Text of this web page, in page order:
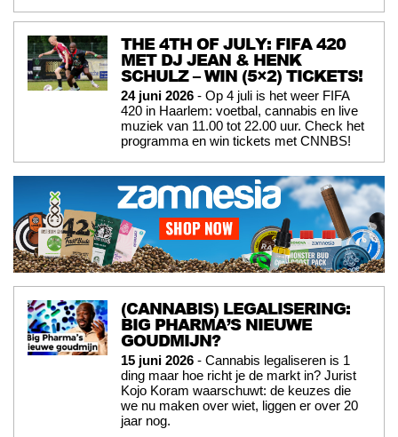
THE 4TH OF JULY: FIFA 420
MET DJ JEAN & HENK
SCHULZ – WIN (5×2) TICKETS!
24 juni 2026 - Op 4 juli is het weer FIFA
420 in Haarlem: voetbal, cannabis en live
muziek van 11.00 tot 22.00 uur. Check het
programma en win tickets met CNNBS!
(CANNABIS) LEGALISERING:
BIG PHARMA’S NIEUWE
GOUDMIJN?
15 juni 2026 - Cannabis legaliseren is 1
ding maar hoe richt je de markt in? Jurist
Kojo Koram waarschuwt: de keuzes die
we nu maken over wiet, liggen er over 20
jaar nog.